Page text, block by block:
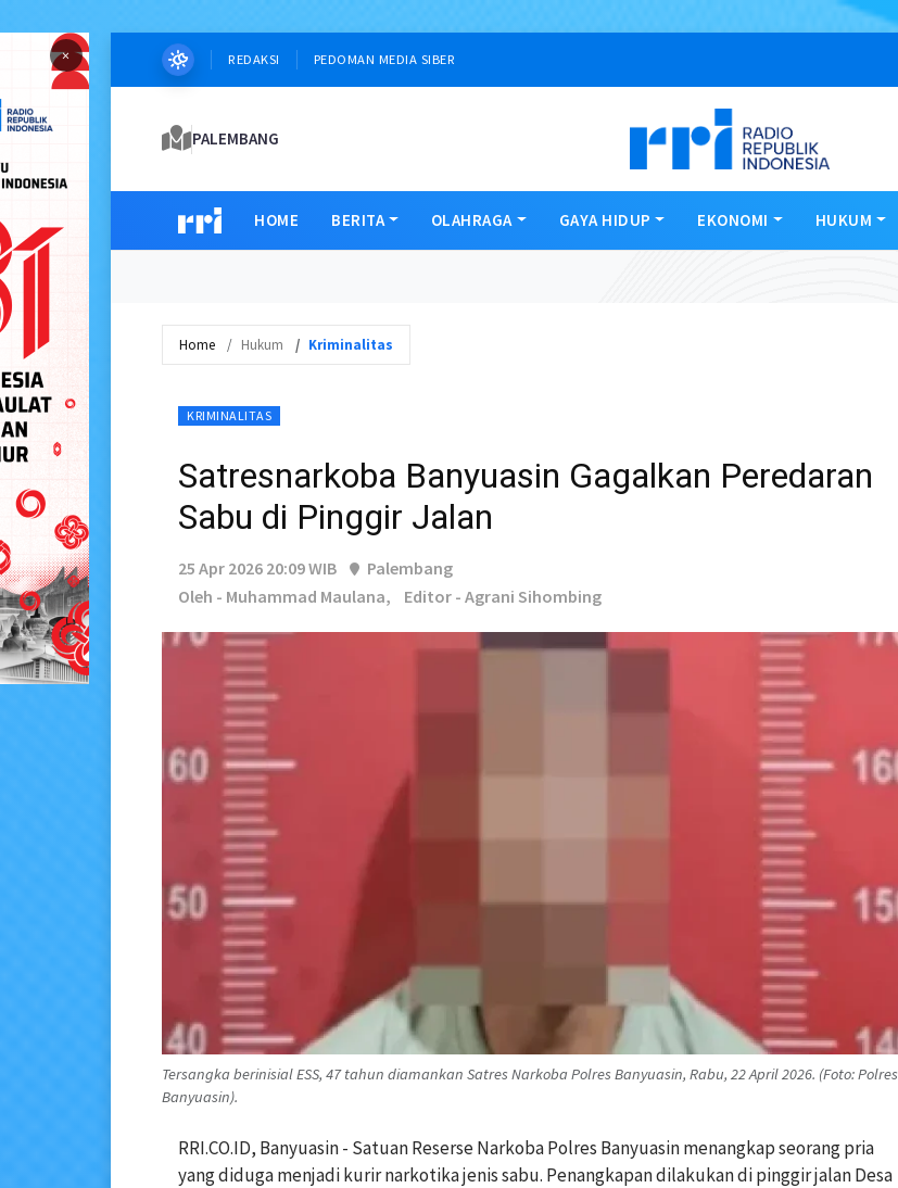
× REDAKSI PEDOMAN MEDIA SIBER
PALEMBANG
HOME BERITA OLAHRAGA GAYA HIDUP EKONOMI HUKUM
Home Hukum Kriminalitas
KRIMINALITAS
Satresnarkoba Banyuasin Gagalkan Peredaran
Sabu di Pinggir Jalan
25 Apr 2026 20:09 WIB
Palembang
Oleh - Muhammad Maulana,
Editor - Agrani Sihombing
Tersangka berinisial ESS, 47 tahun diamankan Satres Narkoba Polres Banyuasin, Rabu, 22 April 2026. (Foto: Polres
Banyuasin).
RRI.CO.ID, Banyuasin - Satuan Reserse Narkoba Polres Banyuasinmenangkap seorang pria
yang diduga menjadi kurir narkotika jenis sabu. Penangkapan dilakukan di pinggir jalan Desa